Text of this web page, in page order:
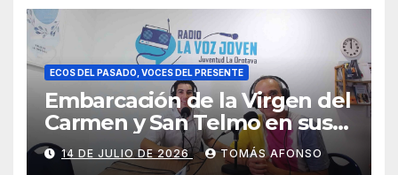
ECOS DEL PASADO, VOCES DEL PRESENTE
Embarcación de la Virgen del
Carmen y San Telmo en sus
falúas 2026
14 DE JULIO DE 2026 TOMÁS AFONSO